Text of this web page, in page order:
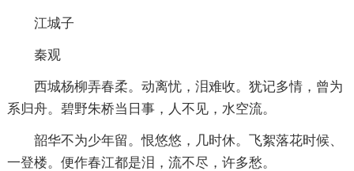
江城子
秦观
西城杨柳弄春柔。动离忧，泪难收。犹记多情，曾为
系归舟。碧野朱桥当日事，人不见，水空流。
韶华不为少年留。恨悠悠，几时休。飞絮落花时候、
一登楼。便作春江都是泪，流不尽，许多愁。